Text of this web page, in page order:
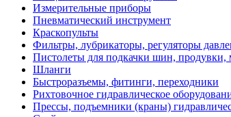
Измерительные приборы
Пневматический инструмент
Краскопульты
Фильтры, лубрикаторы, регуляторы
Пистолеты для подкачки шин, продувки,
Шланги
Быстроразъемы, фитинги, переходники
Рихтовочное гидравлическое
Прессы, подъемники (краны)